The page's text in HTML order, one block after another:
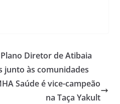
Diretor de Atibaia
junto às comunidades
Saúde é vice-campeão
na Taça Yakult